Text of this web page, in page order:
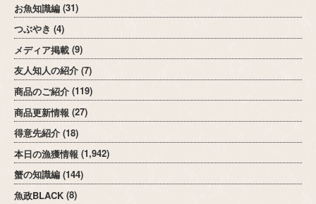
お魚知識編 (31)
つぶやき (4)
メディア掲載 (9)
友人知人の紹介 (7)
商品のご紹介 (119)
商品更新情報 (27)
得意先紹介 (18)
本日の漁獲情報 (1,942)
蟹の知識編 (144)
魚政BLACK (8)